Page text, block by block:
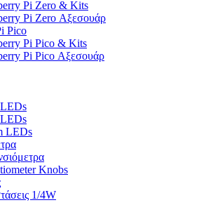
Pi Zero & Kits
Pi Zero Αξεσουάρ
Pico
Pi Pico & Kits
Pi Pico Αξεσουάρ
LEDs
Knobs
1/4W